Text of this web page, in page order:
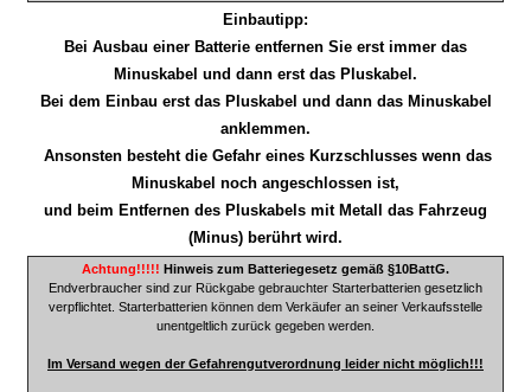
Einbautipp:
Bei Ausbau einer Batterie entfernen Sie erst immer das
Minuskabel und dann erst das Pluskabel.
Bei dem Einbau erst das Pluskabel und dann das Minuskabel
anklemmen.
Ansonsten besteht die Gefahr eines Kurzschlusses wenn das
Minuskabel noch angeschlossen ist,
und beim Entfernen des Pluskabels mit Metall das Fahrzeug
(Minus) berührt wird.
Achtung!!!!! Hinweis zum Batteriegesetz gemäß §10BattG.
Endverbraucher sind zur Rückgabe gebrauchter Starterbatterien gesetzlich
verpflichtet. Starterbatterien können dem Verkäufer an seiner Verkaufsstelle
unentgeltlich zurück gegeben werden.
Im Versand wegen der Gefahrengutverordnung leider nicht möglich!!!